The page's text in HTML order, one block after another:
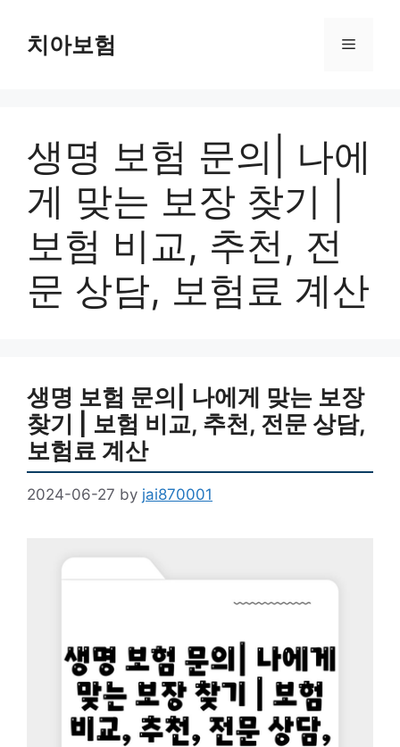
content치아보험 Menu
생명 보험 문의| 나에
게 맞는 보장 찾기 |
보험 비교, 추천, 전
문 상담, 보험료 계산
생명 보험 문의| 나에게 맞는 보장
찾기 | 보험 비교, 추천, 전문 상담,
보험료 계산
2024-06-27 by jai870001